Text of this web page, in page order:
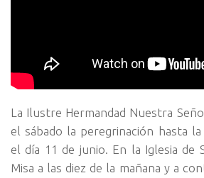
La Ilustre Hermandad Nuestra
el sábado la peregrinación hasta
el día 11 de junio. En la Iglesia de
Misa a las diez de la mañana y a